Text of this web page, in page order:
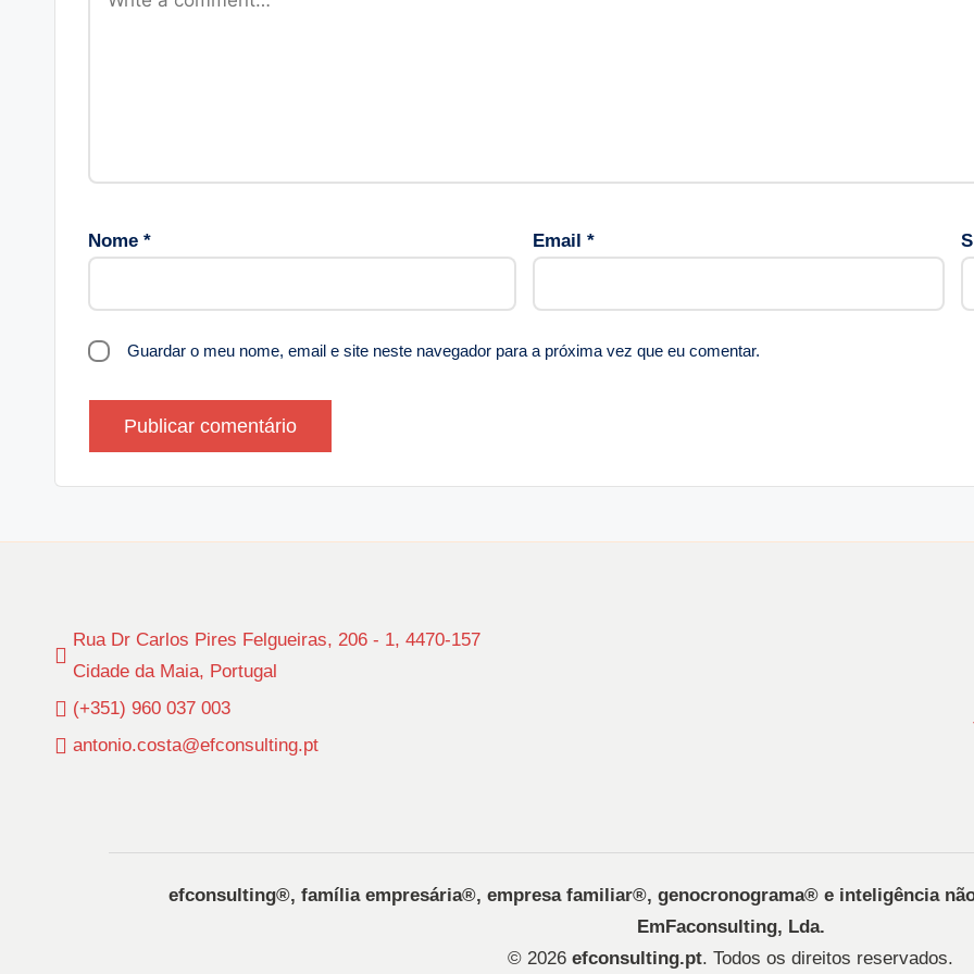
Nome * Email *
Guardar o meu nome, email e site neste navegador para a próxima vez que eu comentar.
Rua Dr Carlos Pires Felgueiras, 206 - 1, 4470-157
Cidade da Maia, Portugal
(+351) 960 037 003
antonio.costa@efconsulting.pt
efconsulting®️, família empresária®️, empresa familiar®️, genocronograma®️ e inteligência
EmFaconsulting, Lda.
© 2026 efconsulting.pt. Todos os direitos reservados.